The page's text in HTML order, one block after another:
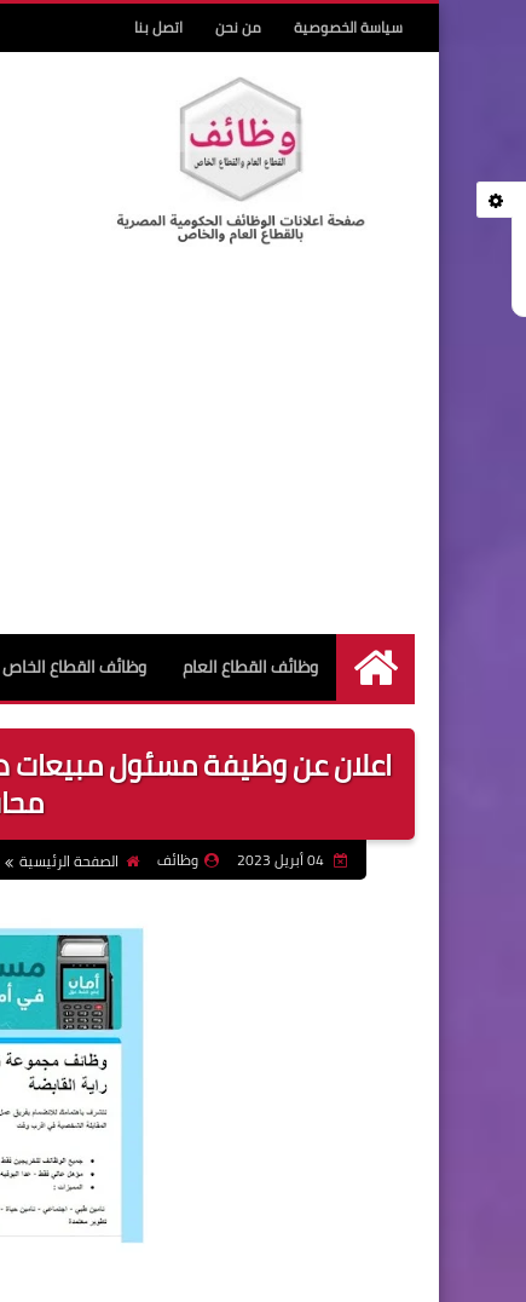
سياسة الخصوصية من نحن اتصل بنا
الرئيسية
وظائف القطاع العام وظائف القطاع الخاص
اعلان عن وظيفة مسئول مبيعات
04 أبريل 2023 وظائف الصفحة الرئيسية